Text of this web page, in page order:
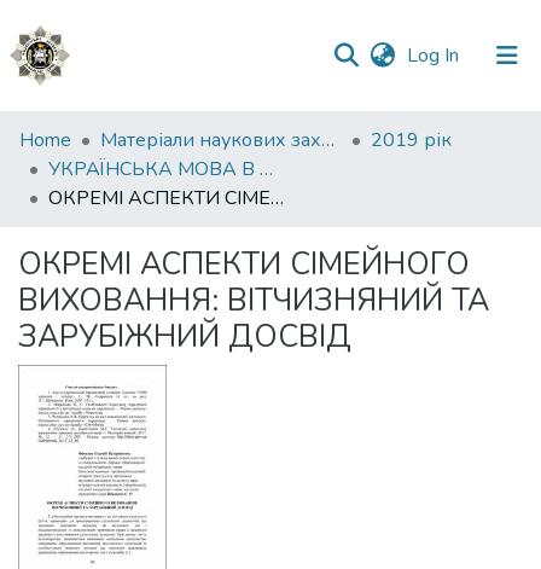
Log In (current)
Communities
&
Collections
Statistics
Home Матеріали наукових заходів
2019 рік
УКРАЇНСЬКА МОВА В ЮРИСПРУДЕНЦІЇ: СТАН, ПРОБЛЕМИ, ПЕРСПЕКТИВИ Частина 2
ОКРЕМІ АСПЕКТИ СІМЕЙНОГО ВИХОВАННЯ: ВІТЧИЗНЯНИЙ ТА ЗАРУБІЖНИЙ ДОСВІД
ОКРЕМІ АСПЕКТИ СІМЕЙНОГО
ВИХОВАННЯ: ВІТЧИЗНЯНИЙ ТА
ЗАРУБІЖНИЙ ДОСВІД